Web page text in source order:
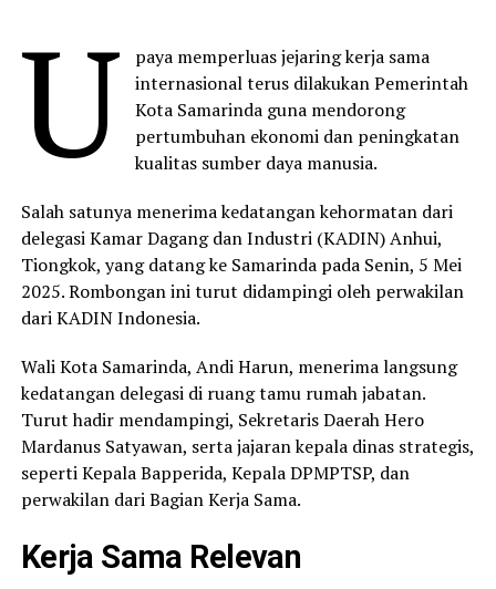
U
paya memperluas jejaring kerja sama
internasional terus dilakukan Pemerintah
Kota Samarinda guna mendorong
pertumbuhan ekonomi dan peningkatan
kualitas sumber daya manusia.
Salah satunya menerima kedatangan kehormatan dari
delegasi Kamar Dagang dan Industri (KADIN) Anhui,
Tiongkok, yang datang ke Samarinda pada Senin, 5 Mei
2025. Rombongan ini turut didampingi oleh perwakilan
dari KADIN Indonesia.
Wali Kota Samarinda, Andi Harun, menerima langsung
kedatangan delegasi di ruang tamu rumah jabatan.
Turut hadir mendampingi, Sekretaris Daerah Hero
Mardanus Satyawan, serta jajaran kepala dinas strategis,
seperti Kepala Bapperida, Kepala DPMPTSP, dan
perwakilan dari Bagian Kerja Sama.
Kerja Sama Relevan